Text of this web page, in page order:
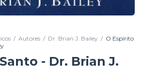
/ Autores / Dr. Brian J. Bailey / O Espírito
- Dr. Brian J.